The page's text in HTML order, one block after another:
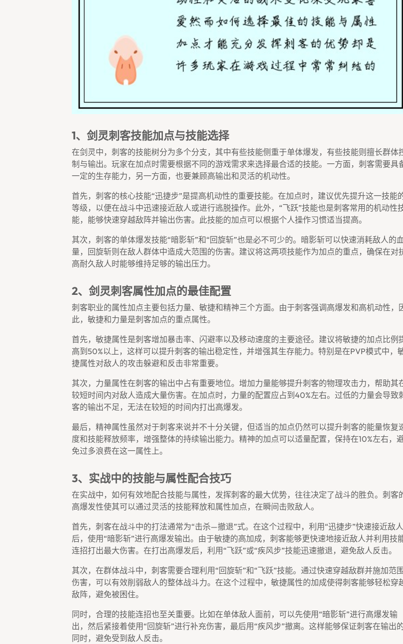
1、剑灵刺客技能加点与技能选择
在剑灵中，刺客的技能树分为多个分支，其中有些技能侧重于单体爆发，有些技能则擅长群体
制与输出。玩家在加点时需要根据不同的游戏需求来选择最合适的技能。一方面，刺客需要具
一定的生存能力，另一方面，也要兼顾高输出和灵活的机动性。
首先，刺客的核心技能“迅捷步”是提高机动性的重要技能。在加点时，建议优先提升这一技能
等级，以便在战斗中迅速接近敌人或进行逃脱操作。此外，“飞跃”技能也是刺客常用的机动性
能，能够快速穿越敌阵并输出伤害。此技能的加点可以根据个人操作习惯适当提高。
其次，刺客的单体爆发技能“暗影斩”和“回旋斩”也是必不可少的。暗影斩可以快速消耗敌人的
量，回旋斩则在敌人群体中造成大范围的伤害。建议将这两项技能作为加点的重点，确保在对
高耐久敌人时能够维持足够的输出压力。
2、剑灵刺客属性加点的最佳配置
刺客职业的属性加点主要包括力量、敏捷和精神三个方面。由于刺客强调高爆发和高机动性，
此，敏捷和力量是刺客加点的重点属性。
首先，敏捷属性是刺客增加暴击率、闪避率以及移动速度的主要途径。建议将敏捷的加点比例
高到50%以上，这样可以提升刺客的输出稳定性，并增强其生存能力。特别是在PVP模式中，
捷属性对敌人的攻击躲避和反击非常重要。
其次，力量属性在刺客的输出中占有重要地位。增加力量能够提升刺客的物理攻击力，帮助其
较短时间内对敌人造成大量伤害。在加点时，力量的配置应占到40%左右。过低的力量会导致
客的输出不足，无法在较短的时间内打出高爆发。
最后，精神属性虽然对于刺客来说并不十分关键，但适当的加点仍然可以提升刺客的能量恢复
度和技能释放频率，增强整体的持续输出能力。精神的加点可以适量配置，保持在10%左右，
免过多浪费在这一属性上。
3、实战中的技能与属性配合技巧
在实战中，如何有效地配合技能与属性，发挥刺客的最大优势，往往决定了战斗的胜负。刺客
高爆发性使其可以通过灵活的技能释放和属性加点，在瞬间击败敌人。
首先，刺客在战斗中的打法通常为“击杀—撤退”式。在这个过程中，利用“迅捷步”快速接近敌人
后，使用“暗影斩”进行高爆发输出。由于敏捷的高加成，刺客能够更快速地接近敌人并利用技
连招打出最大伤害。在打出高爆发后，利用“飞跃”或“疾风步”技能迅速撤退，避免敌人反击。
其次，在群体战斗中，刺客需要合理利用“回旋斩”和“飞跃”技能。通过快速穿越敌群并施加范围
伤害，可以有效削弱敌人的整体战斗力。在这个过程中，敏捷属性的加成使得刺客能够轻松穿
敌阵，避免被困住。
同时，合理的技能连招也至关重要。比如在单体敌人面前，可以先使用“暗影斩”进行高爆发输
出，然后紧接着使用“回旋斩”进行补充伤害，最后用“疾风步”撤离。这样能够保证刺客在输出
同时，避免受到敌人反击。